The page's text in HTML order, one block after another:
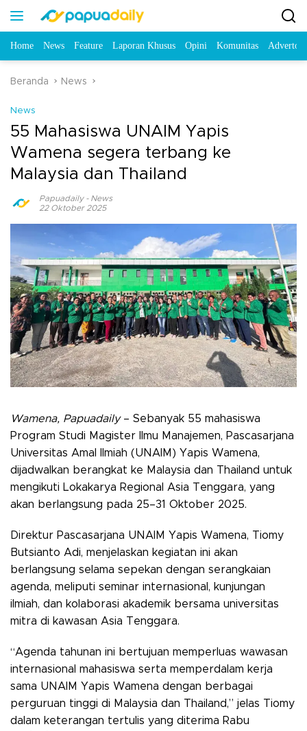
Home News Feature Laporan Khusus Opini Komunitas
Beranda News
News
55 Mahasiswa UNAIM Yapis
Wamena segera terbang ke
Malaysia dan Thailand
Papuadaily- News
22 Oktober 2025
Wamena, Papuadaily – Sebanyak 55 mahasiswa
Program Studi Magister Ilmu Manajemen, Pascasarjana
Universitas Amal Ilmiah (UNAIM) Yapis Wamena,
dijadwalkan berangkat ke Malaysia dan Thailand untuk
mengikuti Lokakarya Regional Asia Tenggara, yang
akan berlangsung pada 25–31 Oktober 2025.
Direktur Pascasarjana UNAIM Yapis Wamena, Tiomy
Butsianto Adi, menjelaskan kegiatan ini akan
berlangsung selama sepekan dengan serangkaian
agenda, meliputi seminar internasional, kunjungan
ilmiah, dan kolaborasi akademik bersama universitas
mitra di kawasan Asia Tenggara.
“Agenda tahunan ini bertujuan memperluas wawasan
internasional mahasiswa serta memperdalam kerja
sama UNAIM Yapis Wamena dengan berbagai
perguruan tinggi di Malaysia dan Thailand,” jelas Tiomy
dalam keterangan tertulis yang diterima Rabu